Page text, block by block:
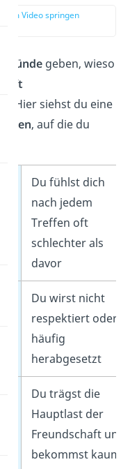
im Video springen
Gründegeben, wieso
Hier siehst du eine
, auf die du
Du fühlst dich
nach jedem
Treffen oft
schlechter als
davor
Du wirst nicht
respektiert oder
häufig
herabgesetzt
Du trägst die
Hauptlast der
Freundschaft und
bekommst kaum